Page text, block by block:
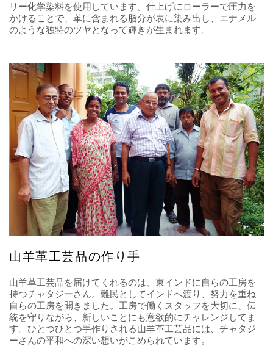
リー化学染料を使用しています。仕上げにローラーで圧力を
かけることで、革に含まれる脂分が表に染み出し、エナメル
のような独特のツヤとなって輝きが生まれます。
山羊革工芸品の作り手
山羊革工芸品を届けてくれるのは、東インドに自らの工房を
持つチャタジーさん。難民としてインドへ渡り、努力を重ね
自らの工房を開きました。工房で働くスタッフを大切に、伝
統を守りながら、新しいことにも意欲的にチャレンジしてま
す。ひとつひとつ手作りされる山羊革工芸品には、チャタジ
ーさんの平和への深い想いがこめられています。